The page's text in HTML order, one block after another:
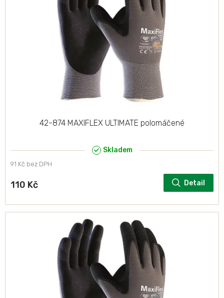
42-874 MAXIFLEX ULTIMATE polomáčené
Skladem
91 Kč bez DPH
110 Kč Detail